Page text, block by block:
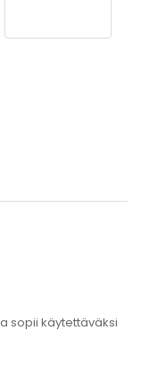
sopii käytettäväksi